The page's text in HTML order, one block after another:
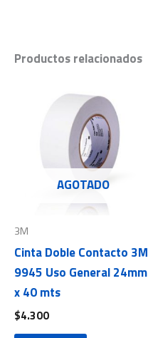
Productos relacionados
AGOTADO
3M
Cinta Doble Contacto 3M
9945 Uso General 24mm
x 40 mts
$4.300